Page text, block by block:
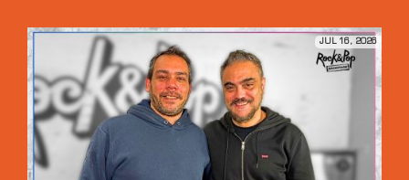
JUL 16, 2026